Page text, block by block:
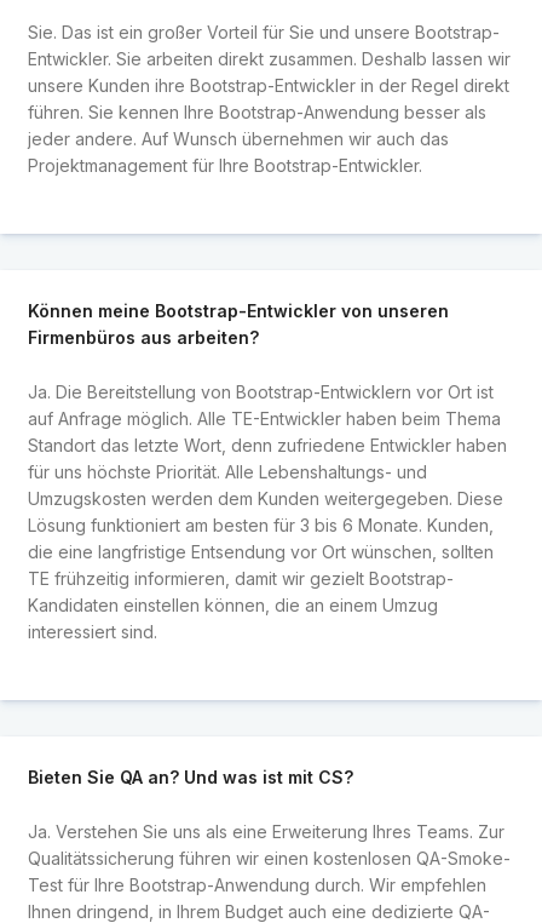
Sie. Das ist ein großer Vorteil für Sie und unsere Bootstrap-
Entwickler. Sie arbeiten direkt zusammen. Deshalb lassen wir
unsere Kunden ihre Bootstrap-Entwickler in der Regel direkt
führen. Sie kennen Ihre Bootstrap-Anwendung besser als
jeder andere. Auf Wunsch übernehmen wir auch das
Projektmanagement für Ihre Bootstrap-Entwickler.
Können meine Bootstrap-Entwickler von unseren
Firmenbüros aus arbeiten?
Ja. Die Bereitstellung von Bootstrap-Entwicklern vor Ort ist
auf Anfrage möglich. Alle TE-Entwickler haben beim Thema
Standort das letzte Wort, denn zufriedene Entwickler haben
für uns höchste Priorität. Alle Lebenshaltungs- und
Umzugskosten werden dem Kunden weitergegeben. Diese
Lösung funktioniert am besten für 3 bis 6 Monate. Kunden,
die eine langfristige Entsendung vor Ort wünschen, sollten
TE frühzeitig informieren, damit wir gezielt Bootstrap-
Kandidaten einstellen können, die an einem Umzug
interessiert sind.
Bieten Sie QA an? Und was ist mit CS?
Ja. Verstehen Sie uns als eine Erweiterung Ihres Teams. Zur
Qualitätssicherung führen wir einen kostenlosen QA-Smoke-
Test für Ihre Bootstrap-Anwendung durch. Wir empfehlen
Ihnen dringend, in Ihrem Budget auch eine dedizierte QA-